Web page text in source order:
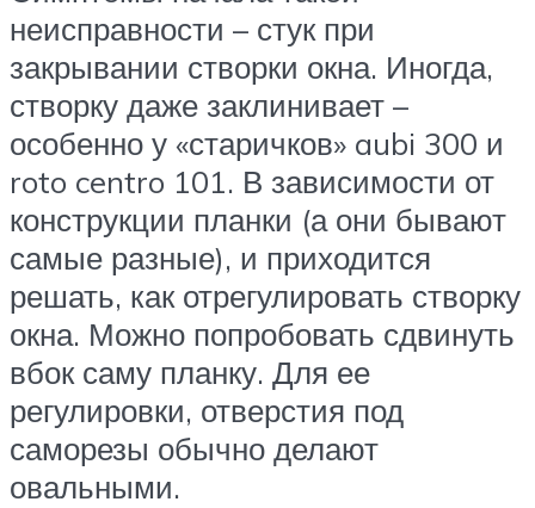
неисправности – стук при
закрывании створки окна. Иногда,
створку даже заклинивает –
особенно у «старичков» aubi 300 и
roto centro 101. В зависимости от
конструкции планки (а они бывают
самые разные), и приходится
решать, как отрегулировать створку
окна. Можно попробовать сдвинуть
вбок саму планку. Для ее
регулировки, отверстия под
саморезы обычно делают
овальными.